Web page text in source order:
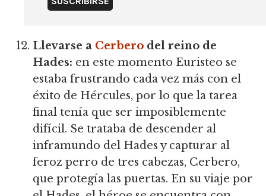
Llevarse a Cerbero del reino de
Hades: en este momento Euristeo se
estaba frustrando cada vez más con el
éxito de Hércules, por lo que la tarea
final tenía que ser imposiblemente
difícil. Se trataba de descender al
inframundo del Hades y capturar al
feroz perro de tres cabezas, Cerbero,
que protegía las puertas. En su viaje por